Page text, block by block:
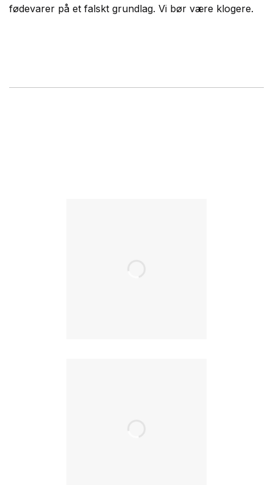
fødevarer på et falskt grundlag. Vi bør være klogere.